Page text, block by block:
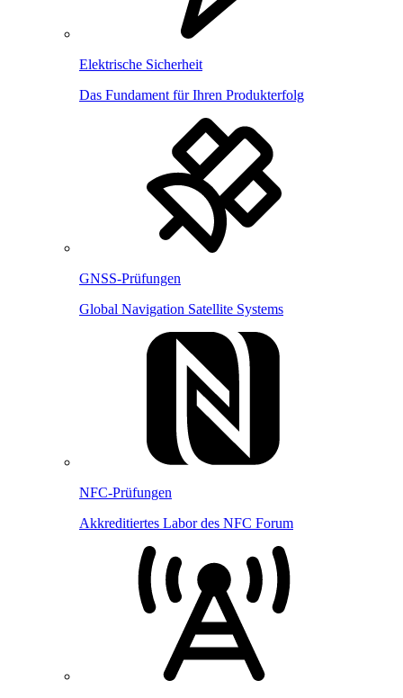
Elektrische Sicherheit
Das Fundament für Ihren Produkterfolg
GNSS-Prüfungen
Global Navigation Satellite Systems
NFC-Prüfungen
Akkreditiertes Labor des NFC Forum